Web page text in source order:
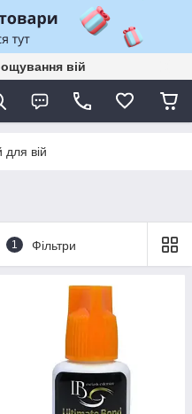
вій
для вій
1 Фільтри